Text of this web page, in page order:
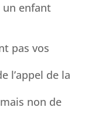
enfant
pas vos
l’appel de la
non de